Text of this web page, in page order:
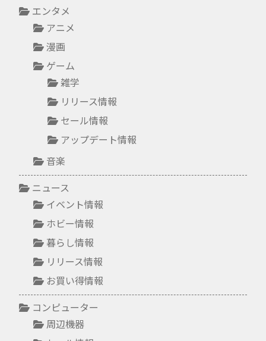
エンタメ
アニメ
漫画
ゲーム
雑学
リリース情報
セール情報
アップデート情報
音楽
ニュース
イベント情報
ホビー情報
暮らし情報
リリース情報
お買い得情報
コンピューター
周辺機器